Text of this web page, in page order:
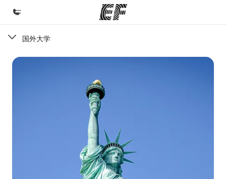
欢迎来到英孚教育
国外大学